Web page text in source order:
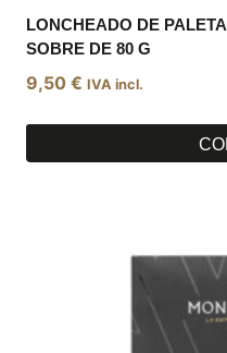
LONCHEADO DE
SOBRE DE 80 G
9,50 € IVA incl.